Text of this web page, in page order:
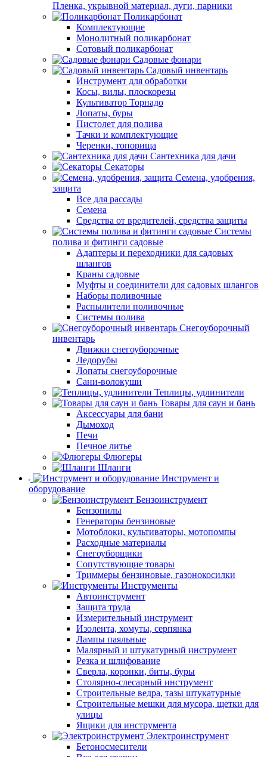
Пленка, укрывной материал, дуги, парники
Поликарбонат
Комплектующие
Монолитный поликарбонат
Сотовый поликарбонат
Садовые фонари
Садовый инвентарь
Инструмент для обработки
Косы, вилы, плоскорезы
Культиватор Торнадо
Лопаты, буры
Пистолет для полива
Тачки и комплектующие
Черенки, топорища
Сантехника для дачи
Секаторы
Семена, удобрения,
защита
Все для рассады
Семена
Средства от вредителей, средства защиты
Системы
полива и фитинги садовые
Адаптеры и переходники для садовых
шлангов
Краны садовые
Муфты и соединители для садовых шлангов
Наборы поливочные
Распылители поливочные
Системы полива
Снегоуборочный
инвентарь
Движки снегоуборочные
Ледорубы
Лопаты снегоуборочные
Сани-волокуши
Теплицы, удлинители
Товары для саун и бань
Аксессуары для бани
Дымоход
Печи
Печное литье
Флюгеры
Шланги
Инструмент и
оборудование
Бензоинструмент
Бензопилы
Генераторы бензиновые
Мотоблоки, культиваторы, мотопомпы
Расходные материалы
Снегоуборщики
Сопутствующие товары
Триммеры бензиновые, газонокосилки
Инструменты
Автоинструмент
Защита труда
Измерительный инструмент
Изолента, хомуты, серпянка
Лампы паяльные
Малярный и штукатурный инструмент
Резка и шлифование
Сверла, коронки, биты, буры
Столярно-слесарный инструмент
Строительные ведра, тазы штукатурные
Строительные мешки для мусора, щетки для
улицы
Ящики для инструмента
Электроинструмент
Бетоносмесители